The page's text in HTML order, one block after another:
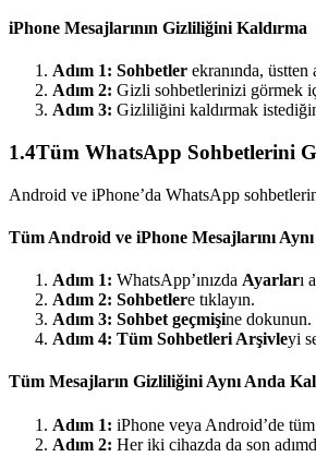
iPhone Mesajlarının Gizliliğini Kaldırma
Adım 1: Sohbetler ekranında, üstten
Adım 2: Gizli sohbetlerinizi görmek
Adım 3: Gizliliğini kaldırmak
1.4Tüm WhatsApp Sohbetlerini
Android ve iPhone’da WhatsApp
Tüm Android ve iPhone Mesajlarını
Adım 1: WhatsApp’ınızda Ayarları
Adım 2: Sohbetlere tıklayın.
Adım 3: Sohbet geçmişine dokunun.
Adım 4: Tüm Sohbetleri Arşivleyi
Tüm Mesajların Gizliliğini Aynı Anda
Adım 1: iPhone veya Android’de
Adım 2: Her iki cihazda da son